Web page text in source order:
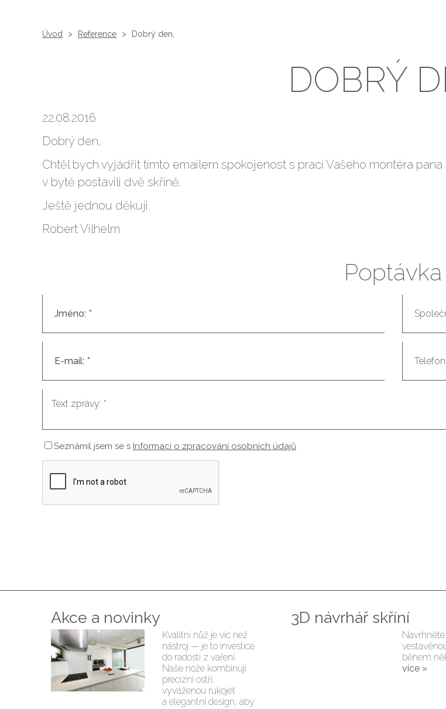
Úvod > Reference > Dobrý den,
DOBRÝ
22.08.2016
Dobrý den,
Chtěl bych vyjádřit tímto emailem spokojenost s prací Vašeho montéra
v bytě postavili dvě skříně.
Ještě jednou děkuji
Robert Vilhelm
Poptávka
Seznámil jsem se s Informací o zpracování osobních údajů
Akce a novinky
Kvalitní nůž je víc než
nástroj — je to investice
do radosti z vaření.
Naše nože kombinují
precizní ostří,
vyváženou rukojeť
a elegantní design, aby
3D návrhář skříní
Navrhněte
během
více »